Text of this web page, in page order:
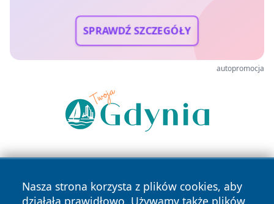
SPRAWDŹ SZCZEGÓŁY
autopromocja
Nasza strona korzysta z plików cookies, aby
działała prawidłowo. Używamy także plików